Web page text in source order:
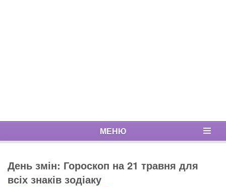
МЕНЮ
День змін: Гороскоп на 21 травня для
всіх знаків зодіаку